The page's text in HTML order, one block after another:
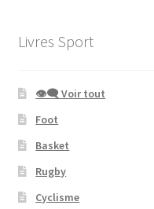
Livres Sport
👁‍🗨 Voir tout
Foot
Basket
Rugby
Cyclisme